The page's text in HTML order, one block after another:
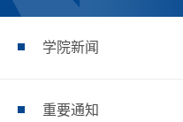
学院新闻
重要通知